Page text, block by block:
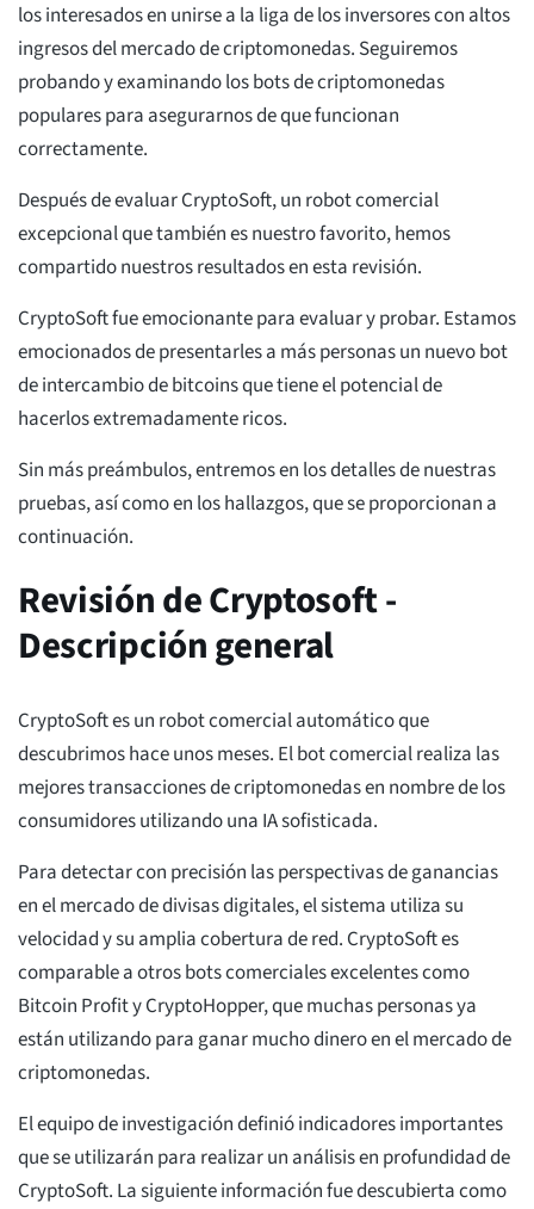
los interesados en unirse a la liga de los inversores con altos
ingresos del mercado de criptomonedas. Seguiremos
probando y examinando los bots de criptomonedas
populares para asegurarnos de que funcionan
correctamente.
Después de evaluar CryptoSoft, un robot comercial
excepcional que también es nuestro favorito, hemos
compartido nuestros resultados en esta revisión.
CryptoSoft fue emocionante para evaluar y probar. Estamos
emocionados de presentarles a más personas un nuevo bot
de intercambio de bitcoins que tiene el potencial de
hacerlos extremadamente ricos.
Sin más preámbulos, entremos en los detalles de nuestras
pruebas, así como en los hallazgos, que se proporcionan a
continuación.
Revisión de Cryptosoft -
Descripción general
CryptoSoft es un robot comercial automático que
descubrimos hace unos meses. El bot comercial realiza las
mejores transacciones de criptomonedas en nombre de los
consumidores utilizando una IA sofisticada.
Para detectar con precisión las perspectivas de ganancias
en el mercado de divisas digitales, el sistema utiliza su
velocidad y su amplia cobertura de red. CryptoSoft es
comparable a otros bots comerciales excelentes como
Bitcoin Profit y CryptoHopper, que muchas personas ya
están utilizando para ganar mucho dinero en el mercado de
criptomonedas.
El equipo de investigación definió indicadores importantes
que se utilizarán para realizar un análisis en profundidad de
CryptoSoft. La siguiente información fue descubierta como